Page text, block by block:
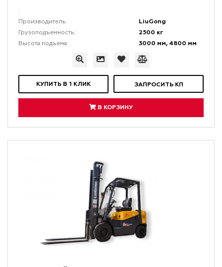
:
Производитель:
LiuGong
Грузоподъемность: 2500 кг
Высота подъема: 3000 мм, 4800 мм
КУПИТЬ В 1 КЛИК ЗАПРОСИТЬ КП
В КОРЗИНУ